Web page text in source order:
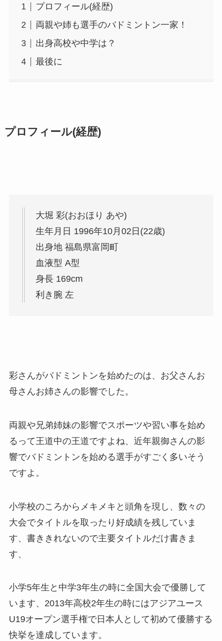
プロフィール(経歴)
両親や姉も選手のバドミントン一家！
出身高校や中学は？
最後に
プロフィール(経歴)
大堀 彩(おおほり あや)
生年月日 1996年10月02日(22歳)
出身地 福島県富岡町
血液型 A型
身長 169cm
利き腕 左
彩さんがバドミントンを始めたのは、お父さんお
母さんお姉さんの影響でした。
両親や兄弟姉妹の影響でスポーツや習い事を始め
るって王道中の王道ですよね、近年親御さんの影
響でバドミントンを始める選手がすごく多いそう
ですよ。
小学校のころからメキメキと頭角を現し、数々の
大会でタイトルを取ったり好成績を残していま
す、書ききれないので主要タイトルだけ書きま
す、
小学5年生と中学3年生の時に全国大会で優勝して
います、2013年高校2年生の時にはアジアユース
U19オープン選手権で日本人として初めて優勝する
快挙を達成しています。